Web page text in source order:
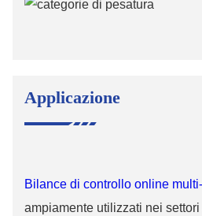
Applicazione
Bilance di controllo online
ampiamente utilizzati nei